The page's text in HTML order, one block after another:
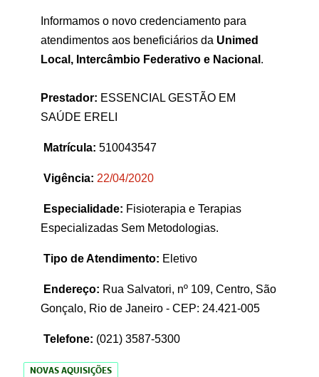
Informamos o novo credenciamento para
atendimentos aos beneficiários da Unimed
Local, Intercâmbio Federativo e Nacional .
Prestador: ESSENCIAL GESTÃO EM
SAÚDE ERELI
Matrícula: 510043547
Vigência: 22/04/2020
Especialidade: Fisioterapia e Terapias
Especializadas Sem Metodologias.
Tipo de Atendimento: Eletivo
Endereço: Rua Salvatori, nº 109, Centro, São
Gonçalo, Rio de Janeiro - CEP: 24.421-005
Telefone: (021) 3587-5300
NOVAS AQUISIÇÕES